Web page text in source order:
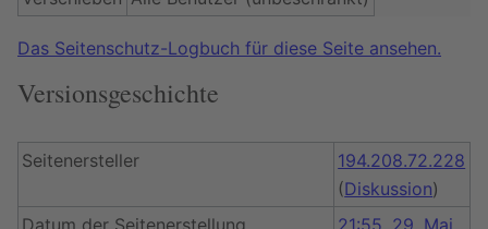
Das Seitenschutz-Logbuch für diese Seite ansehen.
Versionsgeschichte
Seitenersteller
194.208.72.228
(Diskussion)
Datum der Seitenerstellung
21:55, 29. Mai